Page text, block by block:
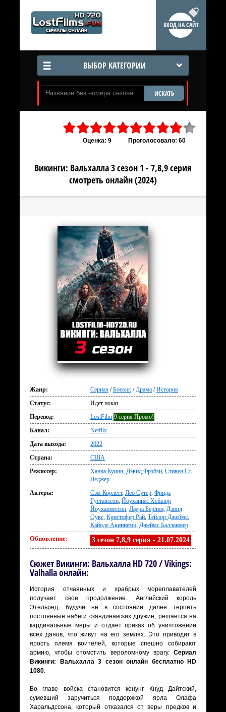
ВХОД НА САЙТ
ВЫБОР КАТЕГОРИИ
ИСКАТЬ
Оценка: 9 Проголосовало: 60
Викинги: Вальхалла 3 сезон 1 - 7,8,9 серия
смотреть онлайн (2024)
Жанр: Сериал /Боевик /Драма /История
Статус:
Идет показ
Перевод:
LostFilm 9 серия Промо!
Канал:
Netflix
Дата выхода:
2022
Страна:
США
Режиссер:
Ханна Куинн, Дэвид Фрэйзи, Стивен Ст.
Леджер
Актеры:
Сэм Корлетт, Лео Сутер, Фрида
Густавссон, Йоуханнес Хёйкюр
Йоуханнессон, Лаура Берлин, Дэвид
Оукс, Кристофер Рай, Тейлор Джеймс,
Кайоде Акиниеми, Джеймс Балланжер
Обновление: 3 сезон 7,8,9 серия - 21.07.2024
Сюжет Викинги: Вальхалла HD 720 / Vikings:
Valhalla онлайн:
История отчаянных и храбрых мореплавателей
получает свое продолжение. Английский король
Этельред, будучи не в состоянии далее терпеть
постоянные набеги скандинавских дружин, решается на
кардинальные меры и отдает приказ об уничтожении
всех данов, что живут на его землях. Это приводит в
ярость племя воителей, которые спешно собирают
армию, чтобы отомстить вероломному врагу. Сериал
Викинги: Вальхалла 3 сезон онлайн бесплатно HD
1080.
Во главе войска становится конунг Кнуд Дайтский,
сумевший заручиться поддержкой ярла Олафа
Харальдссона, который отказался от веры предков и